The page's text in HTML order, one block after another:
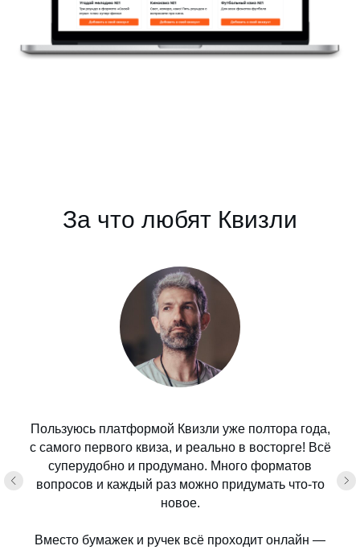
За что любят Квизли
Пользуюсь платформой Квизли уже полтора года,
с самого первого квиза, и реально в восторге! Всё
суперудобно и продумано. Много форматов
вопросов и каждый раз можно придумать что-то
новое.
Вместо бумажек и ручек всё проходит онлайн —